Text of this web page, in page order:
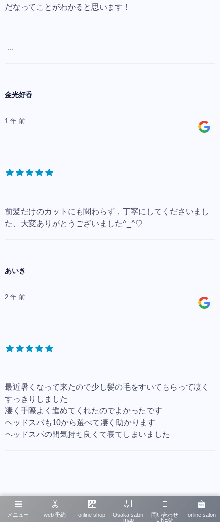
だなってことがわかると思います！
...
金光好香
1 年 前
前髪だけのカットにも関わらず，丁寧にしてくださいまし
た、大変ありがとうございました^_^♡
あいき
2 年 前
最近暑くなって来たので少し髪の毛をすいてもらって凄く
すっきりしました
凄く手際よく進めてくれたのでよかったです
ヘッドスバも10から選べて凄く助かります
ヘッドスパの間気持ち良くて寝てしまいました
イワタコウジってどんな人？
メニュー web 予約 online shop
Osaka salon
map
問い合わせ
LINE＠
online salon